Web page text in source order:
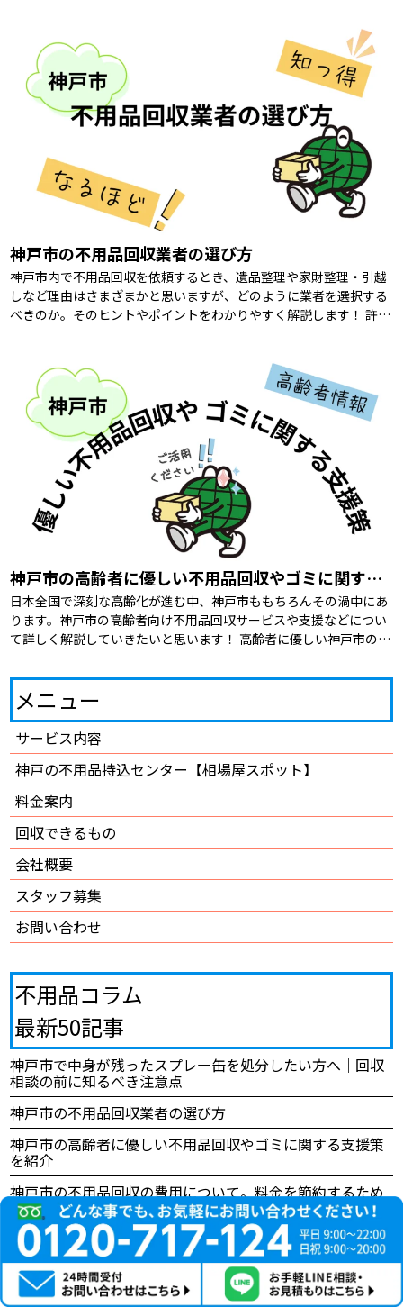
神戸市の不用品回収業者の選び方
神戸市内で不用品回収を依頼するとき、遺品整理や家財整理・引越
しなど理由はさまざまかと思いますが、どのように業者を選択する
べきのか。そのヒントやポイントをわかりやすく解説します！ 許可
神戸市の高齢者に優しい不用品回収やゴミに関する支援策を紹介
日本全国で深刻な高齢化が進む中、神戸市ももちろんその渦中にあ
ります。神戸市の高齢者向け不用品回収サービスや支援などについ
て詳しく解説していきたいと思います！ 高齢者に優しい神戸市の支
メニュー
サービス内容
神戸の不用品持込センター【相場屋スポット】
料金案内
回収できるもの
会社概要
スタッフ募集
お問い合わせ
不用品コラム
最新50記事
神戸市で中身が残ったスプレー缶を処分したい方へ｜回収
相談の前に知るべき注意点
神戸市の不用品回収業者の選び方
神戸市の高齢者に優しい不用品回収やゴミに関する支援策
を紹介
神戸市の不用品回収の費用について。料金を節約するため
のコツも紹介
【神戸市】不用品回収の具体的な手順や注意すべきポイン
トを解説【役立つ】
川辺郡猪名川町で不用品や粗大ごみを無料またはお得に持